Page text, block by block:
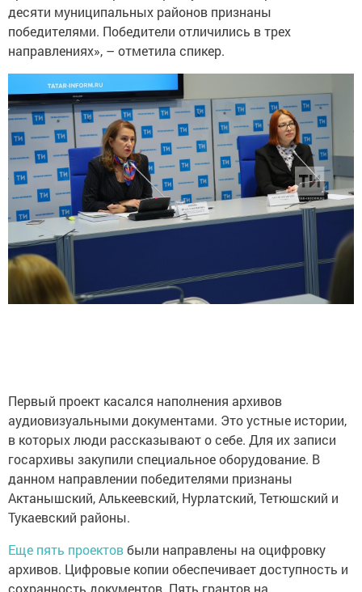
десяти муниципальных районов признаны
победителями. Победители отличились в трех
направлениях», – отметила спикер.
Первый проект касался наполнения архивов
аудиовизуальными документами. Это устные истории,
в которых люди рассказывают о себе. Для их записи
госархивы закупили специальное оборудование. В
данном направлении победителями признаны
Актанышский, Алькеевский, Нурлатский, Тетюшский и
Тукаевский районы.
Еще пять проектовбыли направлены на оцифровку
архивов. Цифровые копии обеспечивает доступность и